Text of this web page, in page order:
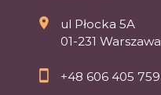
ul Płocka 5A
01-231 Warszawa
+48 606 405 759